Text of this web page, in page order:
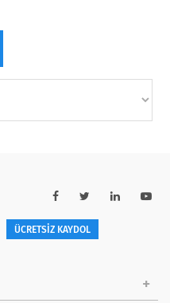
ÜCRETSİZ KAYDOL